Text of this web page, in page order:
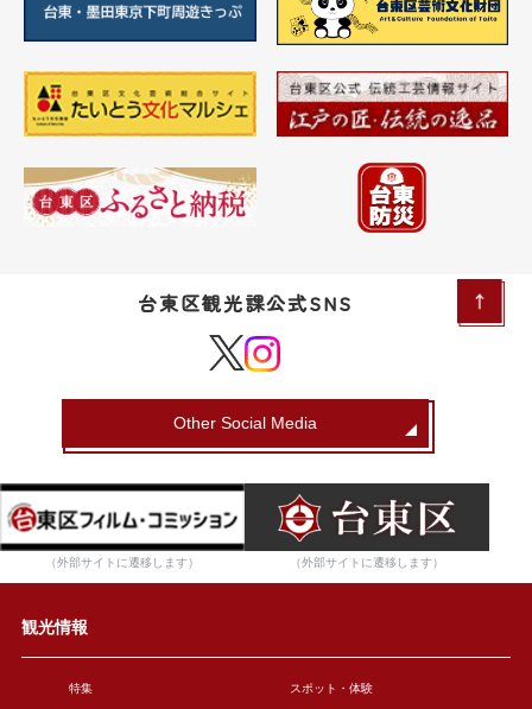
台東区観光課公式SNS
Other Social Media
（外部サイトに遷移します） （外部サイトに遷移します）
観光情報
特集 スポット・体験